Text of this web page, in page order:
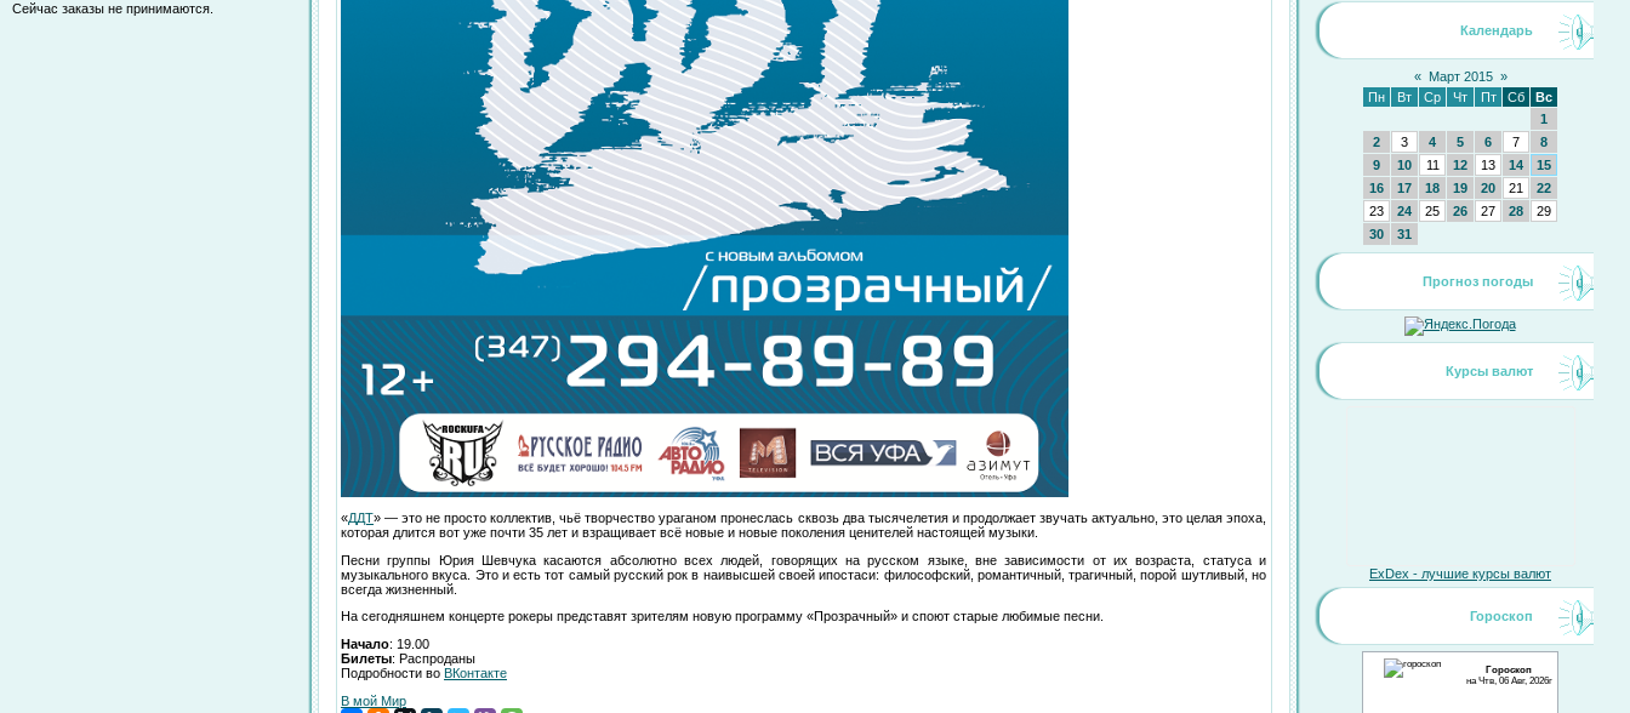
Сейчас заказы не принимаются.
«ДДТ» — это не просто коллектив, чьё творчество ураганом пронеслась сквозь два тысячелетия и продолжает звучать актуально, это целая эпоха,
которая длится вот уже почти 35 лет и взращивает всё новые и новые поколения ценителей настоящей музыки.
Песни группы Юрия Шевчука касаются абсолютно всех людей, говорящих на русском языке, вне зависимости от их возраста, статуса и
музыкального вкуса. Это и есть тот самый русский рок в наивысшей своей ипостаси: философский, романтичный, трагичный, порой шутливый, но
всегда жизненный.
На сегодняшнем концерте рокеры представят зрителям новую программу «Прозрачный» и споют старые любимые песни.
Начало: 19.00
Билеты: Распроданы
Подробности во ВКонтакте
В мой Мир
Календарь
« Март 2015 »
Пн
Вт Ср Чт Пт Сб
Вс
1
2
3 4 5 6 7
8
9
10 11 12 13 14
15
16
17 18 19 20 21
22
23
24 25 26 27 28
29
30
31
Прогноз погоды
Курсы валют
ExDex - лучшие курсы валют
Гороскоп
Гороскоп
на Чтв, 06 Авг, 2026г